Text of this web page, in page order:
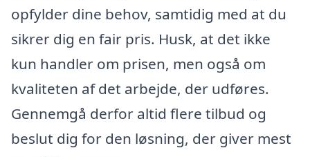
opfylder dine behov, samtidig med at du
sikrer dig en fair pris. Husk, at det ikke
kun handler om prisen, men også om
kvaliteten af det arbejde, der udføres.
Gennemgå derfor altid flere tilbud og
beslut dig for den løsning, der giver mest